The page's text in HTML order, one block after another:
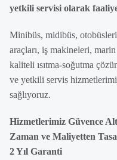
yetkili servisi olarak
Minibüs, midibüs,
araçları, iş makineleri,
kaliteli ısıtma-soğutma
ve yetkili servis
sağlıyoruz.
Hizmetlerimiz Güvence
Zaman ve Maliyetten
2 Yıl Garanti